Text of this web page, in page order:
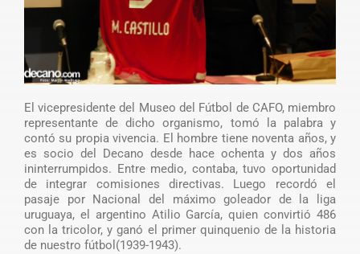
El vicepresidente del Museo del Fútbol de CAFO, miembro
representante de dicho organismo, tomó la palabra y
contó su propia vivencia. El hombre tiene noventa años, y
es socio del Decano desde hace ochenta y dos años
ininterrumpidos. Entre medio, contaba, tuvo oportunidad
de integrar comisiones directivas. Luego recordó el
pasaje por Nacional del máximo goleador de la liga
uruguaya, el argentino Atilio García, quien convirtió 486
con la tricolor, y ganó el primer quinquenio de la historia
de nuestro fútbol(1939-1943).